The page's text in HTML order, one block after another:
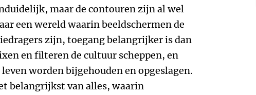
maar de contouren zijn al wel
een wereld waarin beeldschermen de
zijn, toegang belangrijker is dan
en filteren de cultuur scheppen, en
worden bijgehouden en opgeslagen.
belangrijkst van alles, waarin